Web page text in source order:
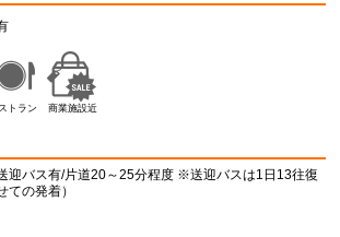
トラン 商業施設近
迎バス有/片道20～25分程度 ※送迎バスは1日13往復
ての発着）